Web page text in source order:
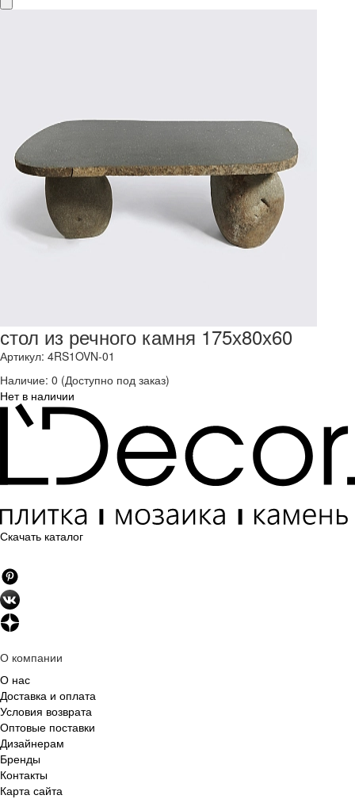
стол из речного камня 175х80х60
Артикул: 4RS1OVN-01
Наличие: 0 (Доступно под заказ)
Нет в наличии
Скачать каталог
О компании
О нас
Доставка и оплата
Условия возврата
Оптовые поставки
Дизайнерам
Бренды
Контакты
Карта сайта